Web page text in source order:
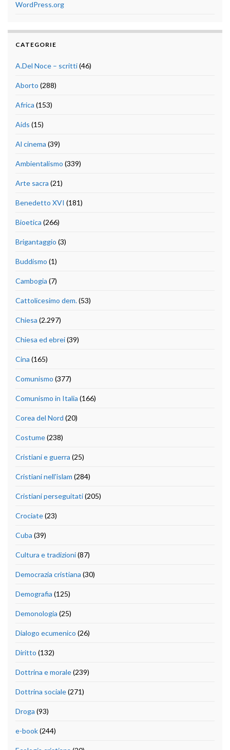
WordPress.org
CATEGORIE
A.Del Noce – scritti(46)
Aborto (288)
Africa (153)
Aids (15)
Al cinema (39)
Ambientalismo (339)
Arte sacra (21)
Benedetto XVI (181)
Bioetica (266)
Brigantaggio (3)
Buddismo (1)
Cambogia (7)
Cattolicesimo dem.(53)
Chiesa (2.297)
Chiesa ed ebrei(39)
Cina (165)
Comunismo (377)
Comunismo in Italia (166)
Corea del Nord (20)
Costume(238)
Cristiani e guerra (25)
Cristiani nell'islam (284)
Cristiani perseguitati(205)
Crociate(23)
Cuba (39)
Cultura e tradizioni(87)
Democrazia cristiana (30)
Demografia (125)
Demonologia (25)
Dialogo ecumenico (26)
Diritto (132)
Dottrina e morale(239)
Dottrina sociale(271)
Droga (93)
e-book(244)